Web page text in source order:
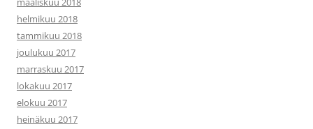
helmikuu 2018
tammikuu 2018
joulukuu 2017
marraskuu 2017
lokakuu 2017
elokuu 2017
heinäkuu 2017